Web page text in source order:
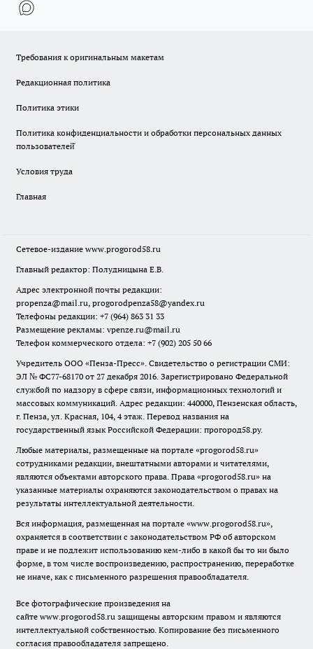
Требования к оригинальным макетам
Редакционная политика
Политика этики
Политика конфиденциальности и обработки персональных данных
пользователей̆
Условия труда
Главная
Сетевое-издание www.progorod58.ru
Главный редактор: Полудницына Е.В.
Адрес электронной почты редакции:
propenza@mail.ru, progorodpenza58@yandex.ru
Телефоны редакции: +7 (964) 863 31 33
Размещение рекламы: vpenze.ru@mail.ru
Телефон коммерческого отдела: +7 (902) 205 50 66
Учредитель ООО «Пенза-Пресс». Свидетельство о регистрации СМИ:
ЭЛ № ФС77-68170 от 27 декабря 2016. Зарегистрировано Федеральной
службой по надзору в сфере связи, информационных технологий и
массовых коммуникаций. Адрес редакции: 440000, Пензенская область,
г. Пенза, ул. Красная, 104, 4 этаж. Перевод названия на
государственный язык Российской Федерации: прогород58.ру.
Любые материалы, размещенные на портале «progorod58.ru»
сотрудниками редакции, внештатными авторами и читателями,
являются объектами авторского права. Права «progorod58.ru» на
указанные материалы охраняются законодательством о правах на
результаты интеллектуальной деятельности.
Вся информация, размещенная на портале «www.progorod58.ru»,
охраняется в соответствии с законодательством РФ об авторском
праве и не подлежит использованию кем-либо в какой бы то ни было
форме, в том числе воспроизведению, распространению, переработке
не иначе, как с письменного разрешения правообладателя.
Все фотографические произведения на
сайте www.progorod58.ru защищены авторским правом и являются
интеллектуальной собственностью. Копирование без письменного
согласия правообладателя запрещено.